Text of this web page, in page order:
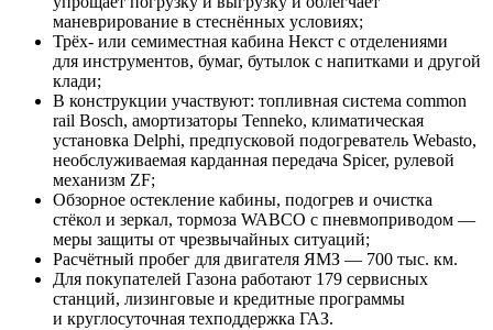
маневрирование в стеснённых условиях;
Трёх- или семиместная кабина Некст с отделениями
для инструментов, бумаг, бутылок с напитками и другой
клади;
В конструкции участвуют: топливная система common
rail Bosch, амортизаторы Tenneko, климатическая
установка Delphi, предпусковой подогреватель Webasto,
необслуживаемая карданная передача Spicer, рулевой
механизм ZF;
Обзорное остекление кабины, подогрев и очистка
стёкол и зеркал, тормоза WABCO с пневмоприводом —
меры защиты от чрезвычайных ситуаций;
Расчётный пробег для двигателя ЯМЗ — 700 тыс. км.
Для покупателей Газона работают 179 сервисных
станций, лизинговые и кредитные программы
и круглосуточная техподдержка ГАЗ.